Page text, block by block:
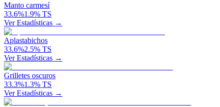
Manto carmesí
33.6%1.9% TS
Ver Estadísticas →
Aplastabichos
33.6%2.5% TS
Ver Estadísticas →
Grilletes oscuros
33.3%1.3% TS
Ver Estadísticas →